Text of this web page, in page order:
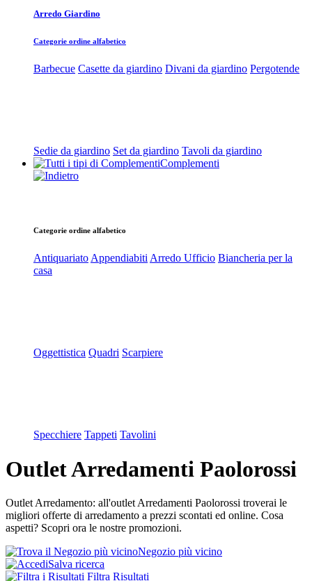
Arredo Giardino
Categorie ordine alfabetico
Barbecue Casette da giardino Divani da giardino Pergotende
Sedie da giardino Set da giardino Tavoli da giardino
Complementi
Categorie ordine alfabetico
Antiquariato Appendiabiti Arredo Ufficio Biancheria per la
casa
Oggettistica Quadri Scarpiere
Specchiere Tappeti Tavolini
Outlet Arredamenti Paolorossi
Outlet Arredamento: all'outlet Arredamenti Paolorossi troverai le
migliori offerte di arredamento a prezzi scontati ed online. Cosa
aspetti? Scopri ora le nostre promozioni.
Negozio più vicino
Salva ricerca
Filtra Risultati